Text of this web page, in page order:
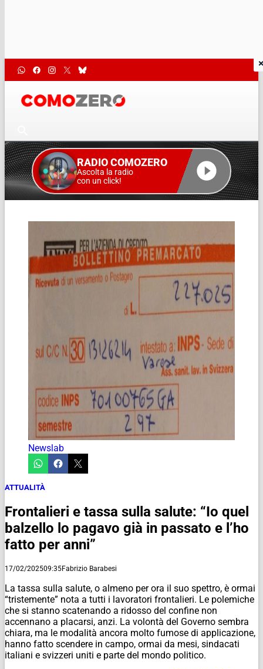
RADIO COMOZERO
Ascolta la radio
con un click!
Newslab
ATTUALITÀ
Frontalieri e tassa sulla salute: “Io quel
balzello lo pagavo già in passato e l’ho
fatto per anni”
17/02/202509:35Fabrizio Barabesi
La tassa sulla salute, o almeno per ora il suo spettro, è ormai
“tristemente” nota a tutti i lavoratori frontalieri. Le polemiche
che si stanno scatenando a ridosso del confine non
accennano a placarsi, anzi. La volontà del Governo sembra
chiara, ma le modalità ancora molto fumose di applicazione,
hanno fatto scendere in campo, ormai da mesi, sindacati
italiani e svizzeri uniti e parte del mondo politico.